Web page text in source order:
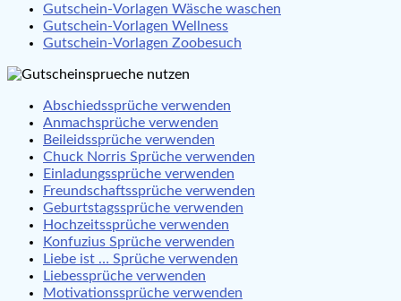
Gutschein-Vorlagen Wäsche waschen
Gutschein-Vorlagen Wellness
Gutschein-Vorlagen Zoobesuch
Abschiedssprüche verwenden
Anmachsprüche verwenden
Beileidssprüche verwenden
Chuck Norris Sprüche verwenden
Einladungssprüche verwenden
Freundschaftssprüche verwenden
Geburtstagssprüche verwenden
Hochzeitssprüche verwenden
Konfuzius Sprüche verwenden
Liebe ist … Sprüche verwenden
Liebessprüche verwenden
Motivationssprüche verwenden